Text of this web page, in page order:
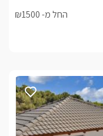
החל מ- ₪1500